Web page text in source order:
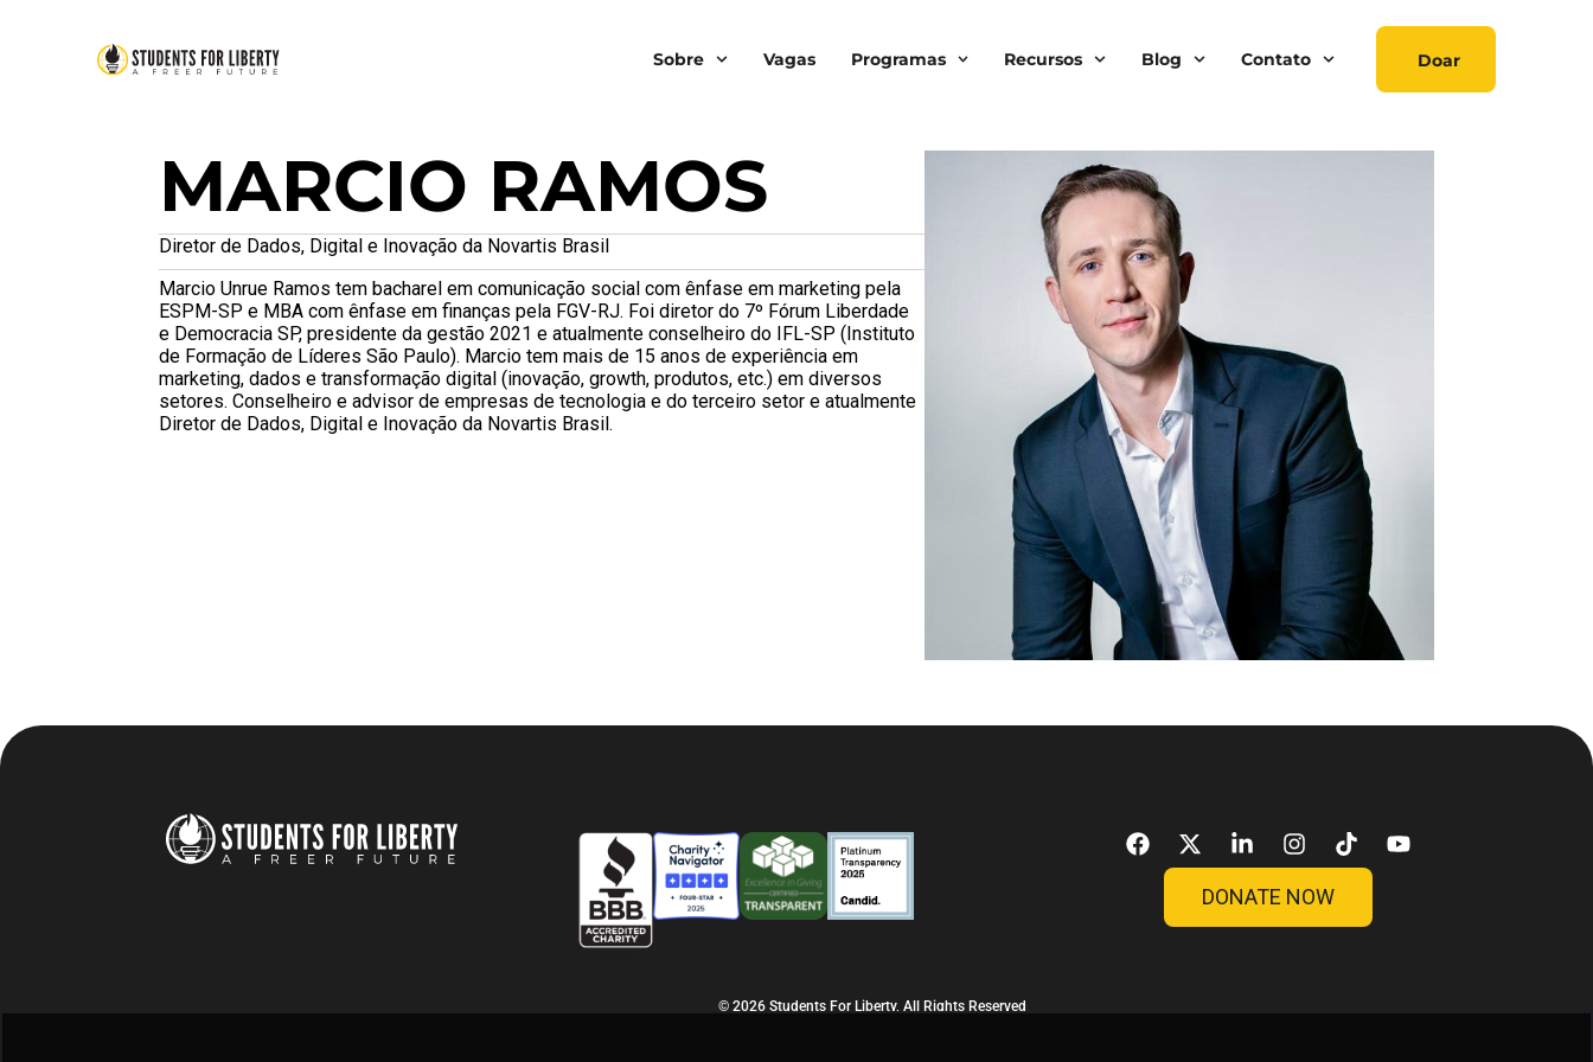
Sobre Vagas Programas Recursos Blog Contato Doar
MARCIO RAMOS
Diretor de Dados, Digital e Inovação da Novartis Brasil
Marcio Unrue Ramos tem bacharel em comunicação social com ênfase em marketing pela
ESPM-SP e MBA com ênfase em finanças pela FGV-RJ. Foi diretor do 7º Fórum Liberdade
e Democracia SP, presidente da gestão 2021 e atualmente conselheiro do IFL-SP (Instituto
de Formação de Líderes São Paulo). Marcio tem mais de 15 anos de experiência em
marketing, dados e transformação digital (inovação, growth, produtos, etc.) em diversos
setores. Conselheiro e advisor de empresas de tecnologia e do terceiro setor e atualmente
Diretor de Dados, Digital e Inovação da Novartis Brasil.
© 2026 Students For Liberty, All Rights Reserved
DONATE NOW